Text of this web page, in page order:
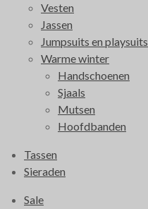
Vesten
Jassen
Jumpsuits en playsuits
Warme winter
Handschoenen
Sjaals
Mutsen
Hoofdbanden
Tassen
Sieraden
Sale